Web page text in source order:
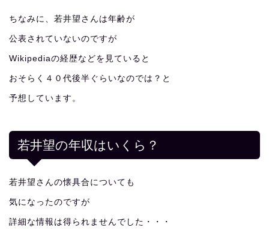
ちなみに、若井望さんは年齢が
公表されていないのですが
Wikipediaの経歴などを見ていると
おそらく４０代後半ぐらいなのでは？と
予想しています。
若井望の年収はいくら？
若井望さんの懐具合についても
気になったのですが
詳細な情報は得られませんでした・・・